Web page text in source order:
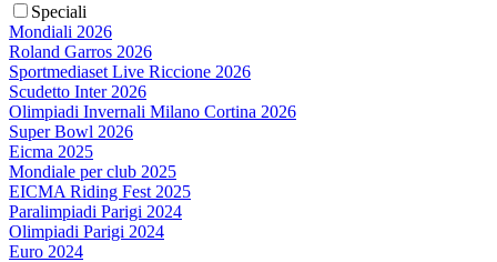
Speciali
Mondiali 2026
Roland Garros 2026
Sportmediaset Live Riccione 2026
Scudetto Inter 2026
Olimpiadi Invernali Milano Cortina 2026
Super Bowl 2026
Eicma 2025
Mondiale per club 2025
EICMA Riding Fest 2025
Paralimpiadi Parigi 2024
Olimpiadi Parigi 2024
Euro 2024